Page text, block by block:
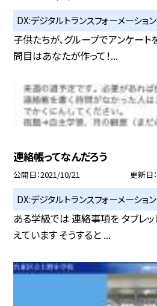
DX:デジタルトランスフォーメーション
子供たちが、グループでアンケート
問目はあなたが作って！...
連絡帳ってなんだろう
公開日 2021/10/21 更新日
DX:デジタルトランスフォーメーション
ある学級では 連絡事項を タブレ
えています そうすると ...